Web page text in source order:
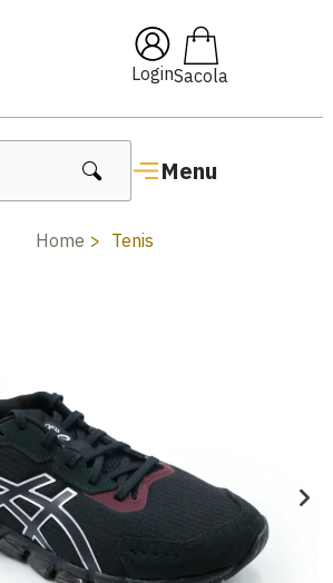
Login
Menu
🔥 Lançamentos Femininos
Home Tenis